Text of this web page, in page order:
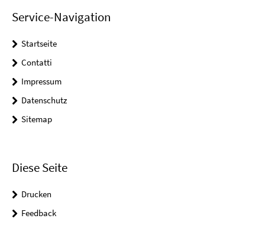
Service-Navigation
Startseite
Contatti
Impressum
Datenschutz
Sitemap
Diese Seite
Drucken
Feedback